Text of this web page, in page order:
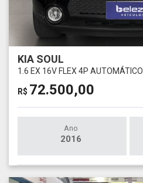
KIA SOUL
1.6 EX 16V FLEX 4P AUTOMÁTICO
R$ 72.500,00
Ano
2016